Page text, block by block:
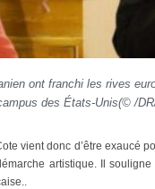
ont franchi les rives
des États-Unis(© /
vient donc d’être exaucé
artistique. Il